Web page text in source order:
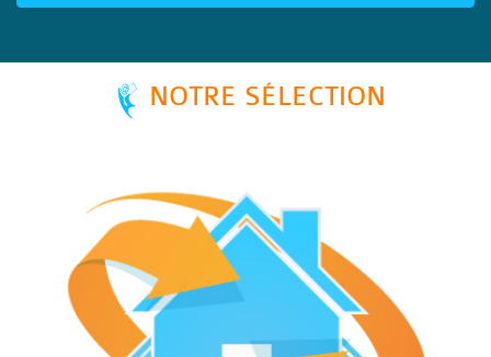
NOTRE SÉLECTION